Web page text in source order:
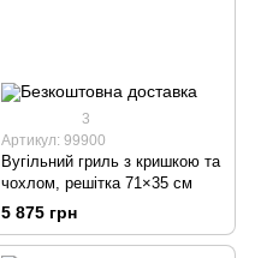
3
Артикул: 99900
Вугільний гриль з кришкою та
чохлом, решітка 71×35 см
5 875 грн